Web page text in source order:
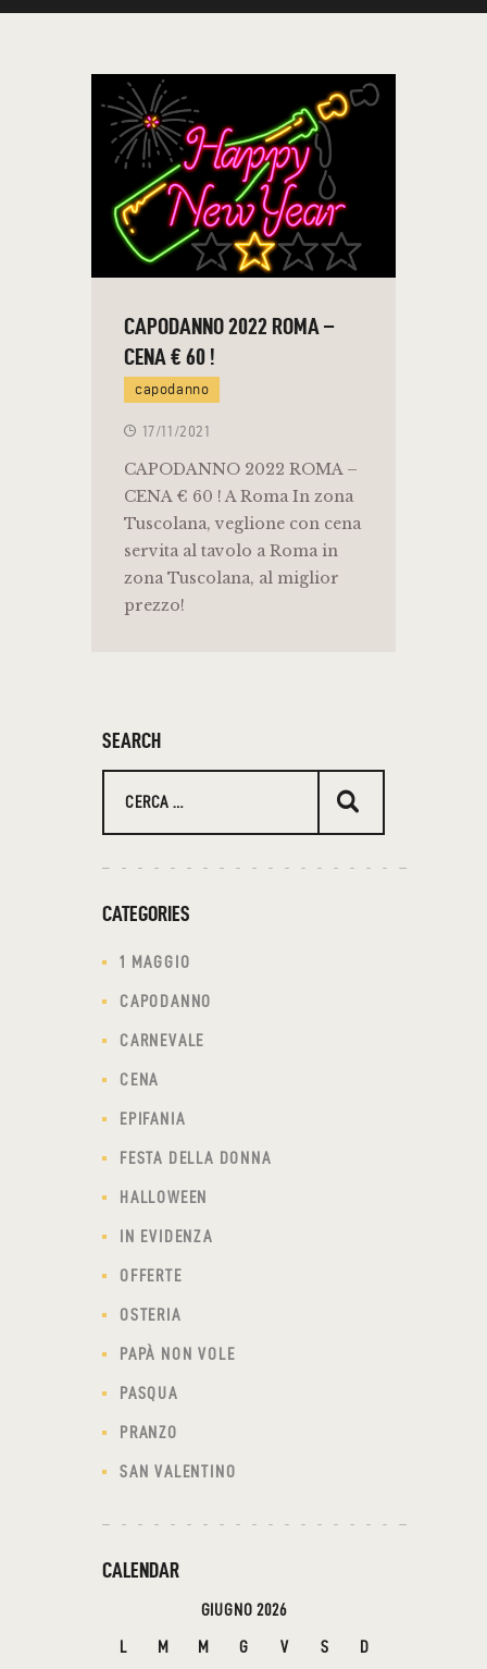
CAPODANNO 2022 ROMA –
CENA € 60 !
capodanno
17/11/2021
CAPODANNO 2022 ROMA –
CENA € 60 ! A Roma In zona
Tuscolana, veglione con cena
servita al tavolo a Roma in
zona Tuscolana, al miglior
prezzo!
SEARCH
per:
CATEGORIES
1 MAGGIO
CAPODANNO
CARNEVALE
CENA
EPIFANIA
FESTA DELLA DONNA
HALLOWEEN
IN EVIDENZA
OFFERTE
OSTERIA
PAPÀ NON VOLE
PASQUA
PRANZO
SAN VALENTINO
CALENDAR
GIUGNO 2026
L M M G V S D